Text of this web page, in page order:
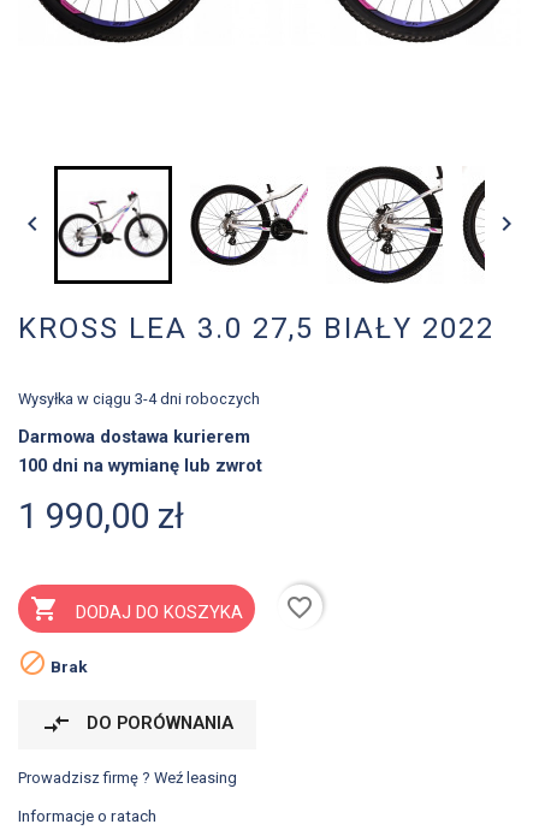
 
KROSS LEA 3.0 27,5 BIAŁY 2022
Wysyłka w ciągu 3-4 dni roboczych
Darmowa dostawa kurierem
100 dni na wymianę lub zwrot
1 990,00 zł
 DODAJ DO KOSZYKA
favorite_border
 Brak
compare_arrows DO PORÓWNANIA
Prowadzisz firmę ? Weź leasing
Informacje o ratach